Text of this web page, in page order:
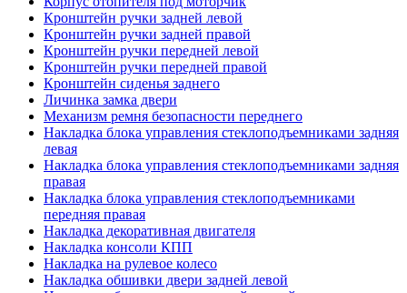
Кронштейн ручки задней левой
Кронштейн ручки задней правой
Кронштейн ручки передней левой
Кронштейн ручки передней правой
Кронштейн сиденья заднего
Личинка замка двери
Механизм ремня безопасности переднего
Накладка блока управления стеклоподъемниками задняя
левая
Накладка блока управления стеклоподъемниками задняя
правая
Накладка блока управления стеклоподъемниками
передняя правая
Накладка декоративная двигателя
Накладка консоли КПП
Накладка на рулевое колесо
Накладка обшивки двери задней левой